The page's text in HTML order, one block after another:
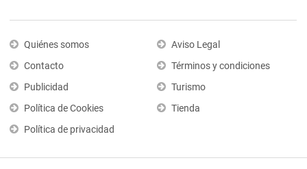
Quiénes somos
Contacto
Publicidad
Política de Cookies
Política de privacidad
Aviso Legal
Términos y condiciones
Turismo
Tienda